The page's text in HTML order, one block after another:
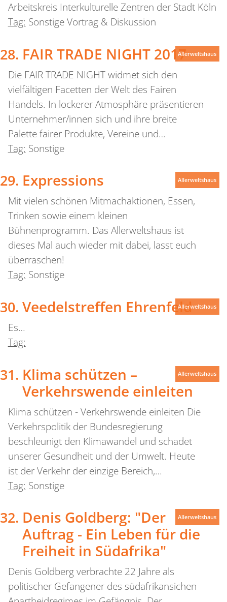
Arbeitskreis Interkulturelle Zentren der Stadt Köln
Tag: Sonstige Vortrag & Diskussion
FAIR TRADE NIGHT 2017
Die FAIR TRADE NIGHT widmet sich den
vielfältigen Facetten der Welt des Fairen
Handels. In lockerer Atmosphäre präsentieren
Unternehmer/innen sich und ihre breite
Palette fairer Produkte, Vereine und…
Tag: Sonstige
Allerweltshaus
Expressions
Mit vielen schönen Mitmachaktionen, Essen,
Trinken sowie einem kleinen
Bühnenprogramm. Das Allerweltshaus ist
dieses Mal auch wieder mit dabei, lasst euch
überraschen!
Tag: Sonstige
Allerweltshaus
Veedelstreffen Ehrenfeld
Es…
Tag:
Allerweltshaus
Klima schützen –
Verkehrswende einleiten
Klima schützen - Verkehrswende einleiten Die
Verkehrspolitik der Bundesregierung
beschleunigt den Klimawandel und schadet
unserer Gesundheit und der Umwelt. Heute
ist der Verkehr der einzige Bereich,…
Tag: Sonstige
Allerweltshaus
Denis Goldberg: "Der
Auftrag - Ein Leben für die
Freiheit in Südafrika"
Denis Goldberg verbrachte 22 Jahre als
politischer Gefangener des südafrikansichen
Allerweltshaus